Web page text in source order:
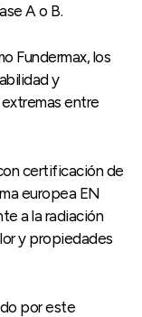
A o B.
Fundermax, los
y
entre
certificación de
europea EN
a la radiación
y propiedades
por este